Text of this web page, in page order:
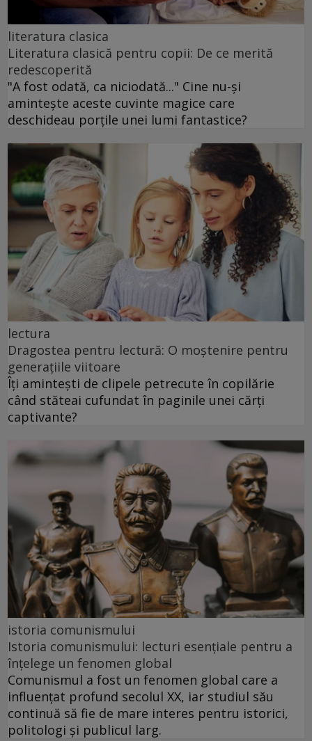
literatura clasica
Literatura clasică pentru copii: De ce merită
redescoperită
"A fost odată, ca niciodată..." Cine nu-și
amintește aceste cuvinte magice care
deschideau porțile unei lumi fantastice?
lectura
Dragostea pentru lectură: O moștenire pentru
generațiile viitoare
Îți amintești de clipele petrecute în copilărie
când stăteai cufundat în paginile unei cărți
captivante?
istoria comunismului
Istoria comunismului: lecturi esențiale pentru a
înțelege un fenomen global
Comunismul a fost un fenomen global care a
influențat profund secolul XX, iar studiul său
continuă să fie de mare interes pentru istorici,
politologi și publicul larg.